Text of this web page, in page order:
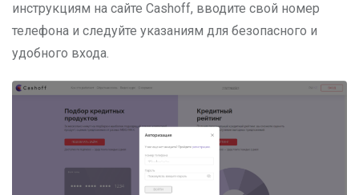
инструкциям на сайте Cashoff, вводите свой номер
телефона и следуйте указаниям для безопасного и
удобного входа.